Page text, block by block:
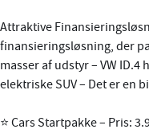
Attraktive
finansieringsløsning, der
masser af udstyr – VW
elektriske SUV – Det er en
⭐️ Cars Startpakke – Pris: